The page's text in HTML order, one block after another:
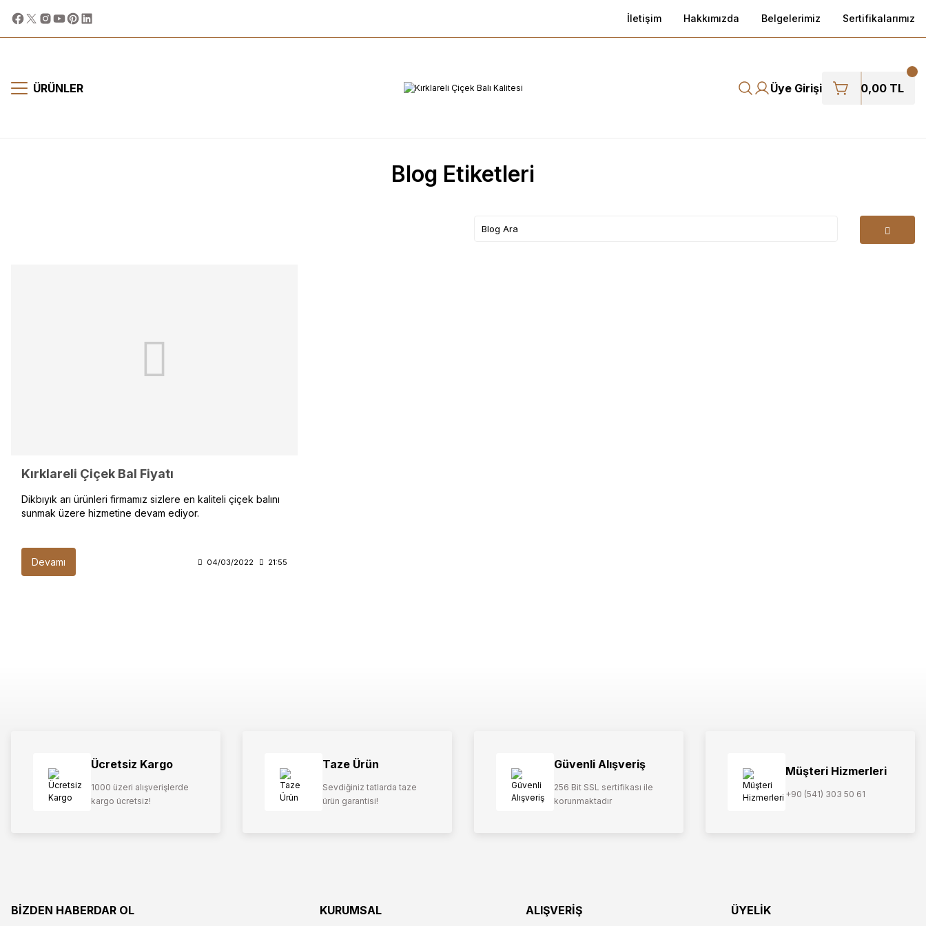
İletişim Hakkımızda Belgelerimiz Sertifikalarımız
ÜRÜNLER Üye Girişi 0,00 TL
Blog Etiketleri
Kırklareli Çiçek Bal Fiyatı
Dikbıyık arı ürünleri firmamız sizlere en kaliteli çiçek balını
sunmak üzere hizmetine devam ediyor.
Devamı 04/03/2022 21:55
Ücretsiz Kargo
1000 üzeri alışverişlerde
kargo ücretsiz!
Taze Ürün
Sevdiğiniz tatlarda taze
ürün garantisi!
Güvenli Alışveriş
256 Bit SSL sertifikası ile
korunmaktadır
Müşteri Hizmerleri
+90 (541) 303 50 61
BİZDEN HABERDAR OL KURUMSAL ALIŞVERİŞ ÜYELİK